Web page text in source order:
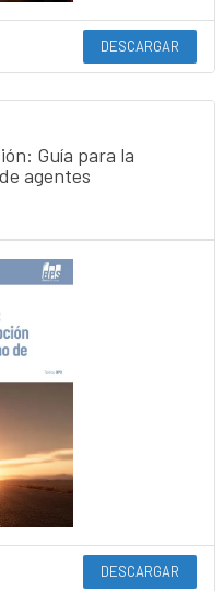
DESCARGAR
Guía para la
agentes
DESCARGAR